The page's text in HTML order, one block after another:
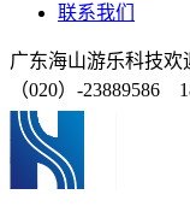
联系我们
广东海山游乐科技欢
（020）-23889586